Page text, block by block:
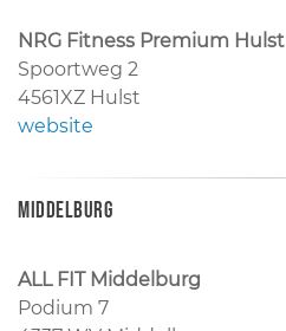
NRG Fitness Premium Hulst
Spoortweg 2
4561XZ Hulst
website
Middelburg
ALL FIT Middelburg
Podium 7